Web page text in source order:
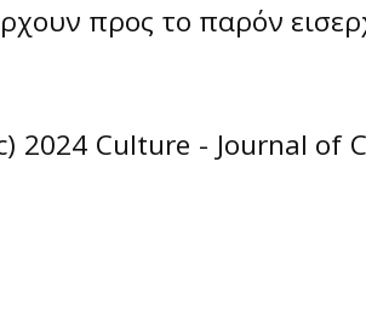
προς το παρόν
2024 Culture - Journal of